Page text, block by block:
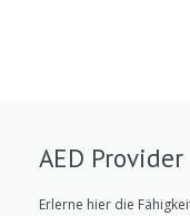
AED Provider
Erlerne hier die